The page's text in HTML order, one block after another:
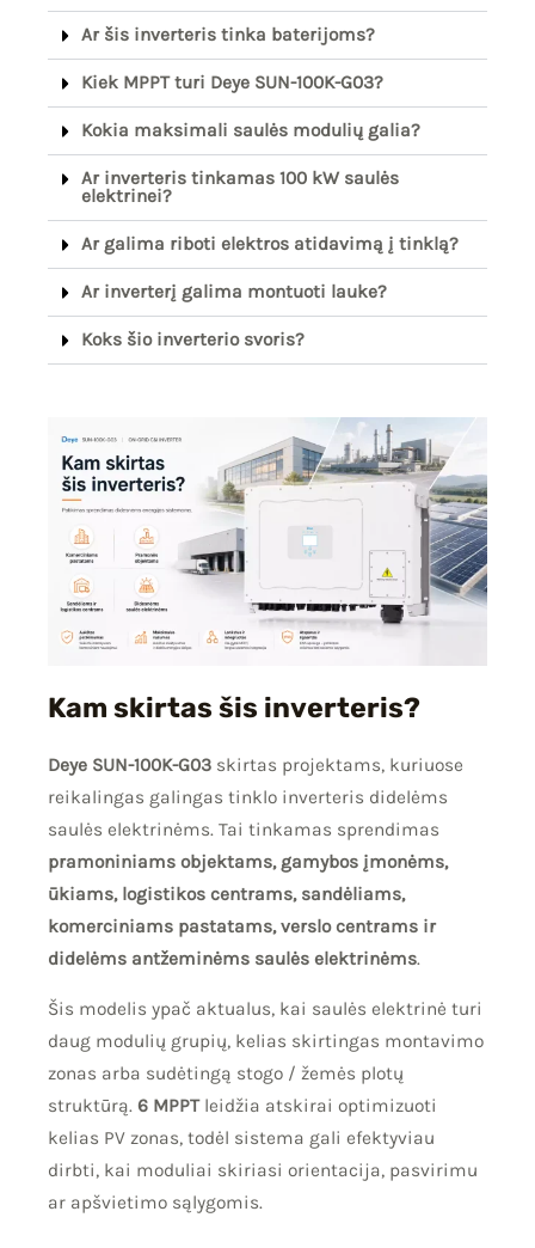
Ar šis inverteris tinka baterijoms?
Kiek MPPT turi Deye SUN-100K-G03?
Kokia maksimali saulės modulių galia?
Ar inverteris tinkamas 100 kW saulės
elektrinei?
Ar galima riboti elektros atidavimą į tinklą?
Ar inverterį galima montuoti lauke?
Koks šio inverterio svoris?
Kam skirtas šis inverteris?
Deye SUN-100K-G03 skirtas projektams, kuriuose
reikalingas galingas tinklo inverteris didelėms
saulės elektrinėms. Tai tinkamas sprendimas
pramoniniams objektams, gamybos įmonėms,
ūkiams, logistikos centrams, sandėliams,
komerciniams pastatams, verslo centrams ir
didelėms antžeminėms saulės elektrinėms.
Šis modelis ypač aktualus, kai saulės elektrinė turi
daug modulių grupių, kelias skirtingas montavimo
zonas arba sudėtingą stogo / žemės plotų
struktūrą. 6 MPPTleidžia atskirai optimizuoti
kelias PV zonas, todėl sistema gali efektyviau
dirbti, kai moduliai skiriasi orientacija, pasvirimu
ar apšvietimo sąlygomis.